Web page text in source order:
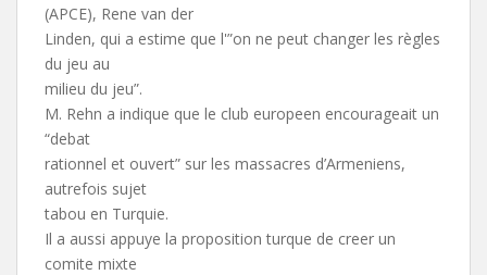
(APCE), Rene van der
Linden, qui a estime que l'”on ne peut changer les règles
du jeu au
milieu du jeu”.
M. Rehn a indique que le club europeen encourageait un
“debat
rationnel et ouvert” sur les massacres d’Armeniens,
autrefois sujet
tabou en Turquie.
Il a aussi appuye la proposition turque de creer un
comite mixte